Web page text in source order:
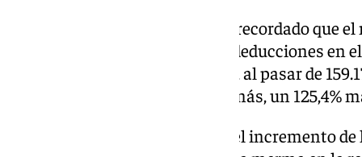
En su intervención, España ha recordado que
pudo beneficiar del paquete de deducciones en
incrementó exponencialmente, al pasar de
358.846 en 2022, casi 200.000 más, un 125,4%
La consejera ha recordado que el incremento